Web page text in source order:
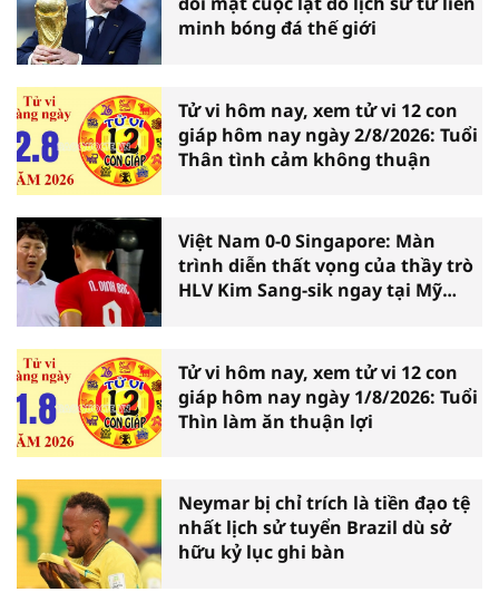
minh bóng đá thế giới
Tử vi hôm nay, xem tử vi 12 con
giáp hôm nay ngày 2/8/2026: Tuổi
Thân tình cảm không thuận
Việt Nam 0-0 Singapore: Màn
trình diễn thất vọng của thầy trò
HLV Kim Sang-sik ngay tại Mỹ
Tử vi hôm nay, xem tử vi 12 con
giáp hôm nay ngày 1/8/2026: Tuổi
Thìn làm ăn thuận lợi
Neymar bị chỉ trích là tiền đạo tệ
nhất lịch sử tuyển Brazil dù sở
hữu kỷ lục ghi bàn